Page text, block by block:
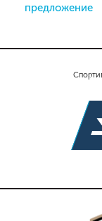
предложение